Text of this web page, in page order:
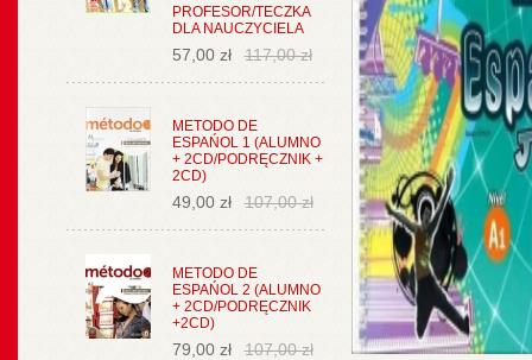
PROFESOR/TECZKA
DLA NAUCZYCIELA
57,00 zł 117,00 zł
METODO DE
ESPAŃOL 1 (ALUMNO
+ 2CD/PODRĘCZNIK +
2CD)
49,00 zł 107,00 zł
METODO DE
ESPAŃOL 2 (ALUMNO
+ 2CD/PODRĘCZNIK
+2CD)
79,00 zł 107,00 zł